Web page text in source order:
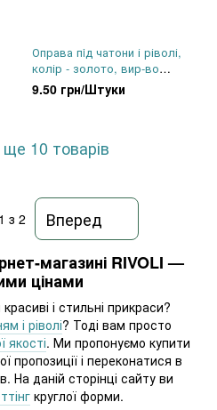
Оправа пiд чатони і ріволі,
колір - золото, вир-во
Німеччина, ss39
9.50 грн/Штуки
10 товарів
1 з 2
Вперед
магазині RIVOLI —
цінами
і стильні прикраси?
і ріволі? Тоді вам просто
якості. Ми пропонуємо купити
пропозиції і переконатися в
На даній сторінці сайту ви
круглої форми.